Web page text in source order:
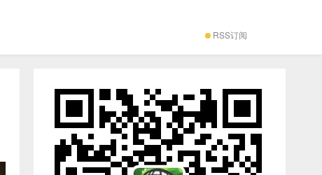
RSS订阅